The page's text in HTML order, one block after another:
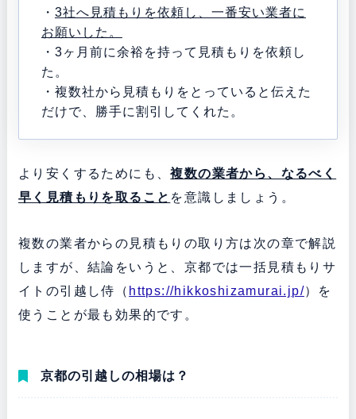
・ 3社へ見積もりを依頼し、一番安い業者に
お願いした。
・3ヶ月前に余裕を持って見積もりを依頼し
た。
・複数社から見積もりをとっていると伝えた
だけで、勝手に割引してくれた。
より安くするためにも、複数の業者から、なるべく
早く見積もりを取ること を意識しましょう。
複数の業者からの見積もりの取り方は次の章で解説
しますが、結論をいうと、京都では一括見積もりサ
イトの引越し侍（ https://hikkoshizamurai.jp/）を
使うことが最も効果的です。
京都の引越しの相場は？